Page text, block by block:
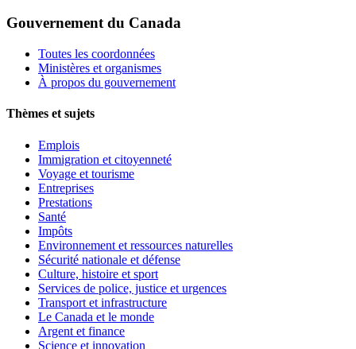
Gouvernement du Canada
Toutes les coordonnées
Ministères et organismes
À propos du gouvernement
Thèmes et sujets
Emplois
Immigration et citoyenneté
Voyage et tourisme
Entreprises
Prestations
Santé
Impôts
Environnement et ressources naturelles
Sécurité nationale et défense
Culture, histoire et sport
Services de police, justice et urgences
Transport et infrastructure
Le Canada et le monde
Argent et finance
Science et innovation